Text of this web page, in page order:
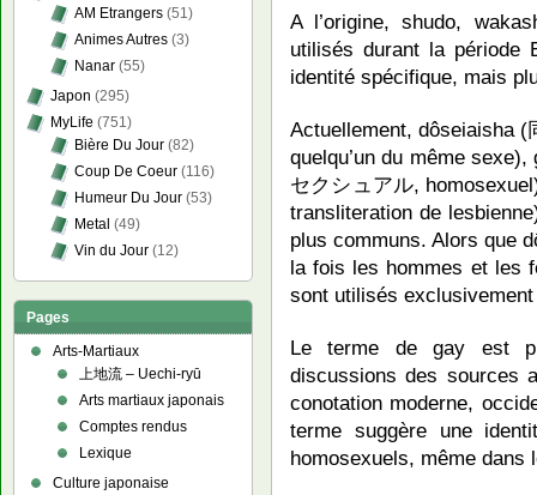
A l’origine, shudo,
utilisés durant la période
identité spécifique, mais
Actuellement, dôseiaisha
quelqu’un du même
セクシュアル,
transliteration de
plus communs. Alors que
la fois les hommes et les
sont utilisés
Le terme de gay est
discussions des sources
conotation moderne,
terme suggère une
homosexuels, même dans
AM Etrangers (51)
Animes Autres (3)
Nanar (55)
Japon (295)
MyLife (751)
Bière Du Jour (82)
Coup De Coeur (116)
Humeur Du Jour (53)
Metal (49)
Vin du Jour (12)
Pages
Arts-Martiaux
上地流 – Uechi-ryū
Arts martiaux japonais
Comptes rendus
Lexique
Culture japonaise